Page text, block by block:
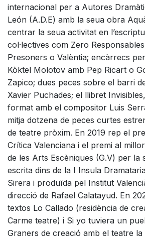
internacional per a Autores
León (A.D.E) amb la seua obra
centrar la seua activitat en
col·lectives com Zero
Presoners o Valèntia; encàrrecs
Kòktel Molotov amb Pep Ricart o
Zapico; dues peces sobre el barri
Xavier Puchades; el llibret
format amb el compositor Luis
mitja dotzena de peces curtes
de teatre pròxim. En 2019 rep el
Crítica Valenciana i el premi al
de les Arts Escèniques (G.V) per la
escrita dins de la I Insula
Sirera i produïda pel Institut
direcció de Rafael Calatayud. En
textos Lo Callado (residència de
Carme teatre) i Si yo tuviera un
Graners de creació amb el teatre la